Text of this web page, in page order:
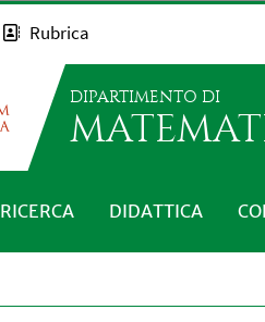
Rubrica
DIPARTIMENTO DI
RICERCA DIDATTICA